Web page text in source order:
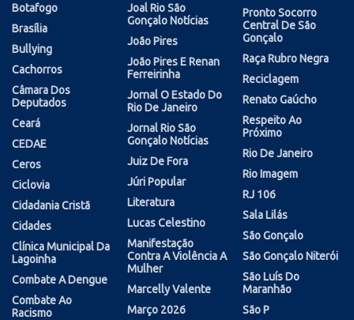
Botafogo
Brasília
Bullying
Cachorros
Câmara Dos
Deputados
Ceará
CEDAE
Ceros
Ciclovia
Cidadania Cristã
Cidades
Clínica Municipal Da
Lagoinha
Combate A Dengue
Combate Ao
Racismo
Joal Rio São
Gonçalo Notícias
João Pires
João Pires E Renan
Ferreirinha
Jornal O Estado Do
Rio De Janeiro
Jornal Rio São
Gonçalo Notícias
Juiz De Fora
Júri Popular
Literatura
Lucas Celestino
Manifestação
Contra A Violência A
Mulher
Marcelly Valente
Março 2026
Pronto Socorro
Central De São
Gonçalo
Raça Rubro Negra
Reciclagem
Renato Gaúcho
Respeito Ao
Próximo
Rio De Janeiro
Rio Imagem
RJ 106
Sala Lilás
São Gonçalo
São Gonçalo Niterói
São Luís Do
Maranhão
São P